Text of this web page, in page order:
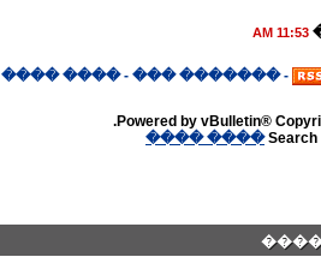
11:53 AM
-
������� ���
-
���� ����
Powered by vBulletin®
Search
���� ����